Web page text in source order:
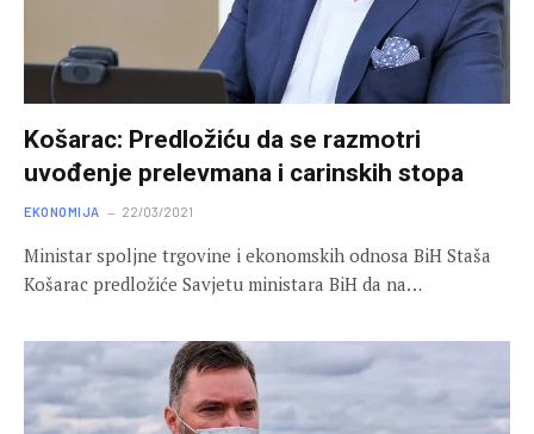
Košarac: Predložiću da se razmotri
uvođenje prelevmana i carinskih stopa
EKONOMIJA 22/03/2021
Ministar spoljne trgovine i ekonomskih odnosa BiH Staša
Košarac predložiće Savjetu ministara BiH da na…